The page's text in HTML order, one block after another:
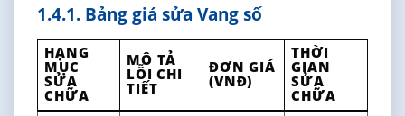
1.4.1. Bảng giá sửa Vang số
HẠNG
MỤC
SỬA
CHỮA
MÔ TẢ
LỖI CHI
TIẾT
ĐƠN GIÁ
(VNĐ)
THỜI
GIAN
SỬA
CHỮA